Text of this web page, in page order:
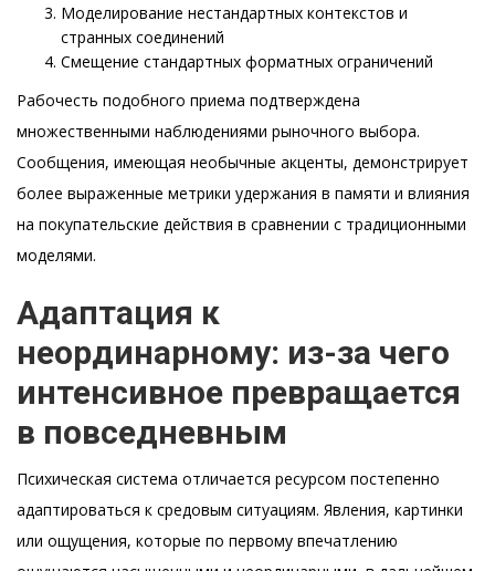
Моделирование нестандартных контекстов и
странных соединений
Смещение стандартных форматных ограничений
Рабочесть подобного приема подтверждена
множественными наблюдениями рыночного выбора.
Сообщения, имеющая необычные акценты, демонстрирует
более выраженные метрики удержания в памяти и влияния
на покупательские действия в сравнении с традиционными
моделями.
Адаптация к
неординарному: из-за чего
интенсивное превращается
в повседневным
Психическая система отличается ресурсом постепенно
адаптироваться к средовым ситуациям. Явления, картинки
или ощущения, которые по первому впечатлению